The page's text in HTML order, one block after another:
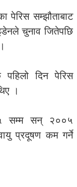
पेरिस सम्झौताबाट
चुनाव जितेपछि
पहिलो दिन पेरिस
।
सम्म सन् २००५
प्रदूषण कम गर्ने